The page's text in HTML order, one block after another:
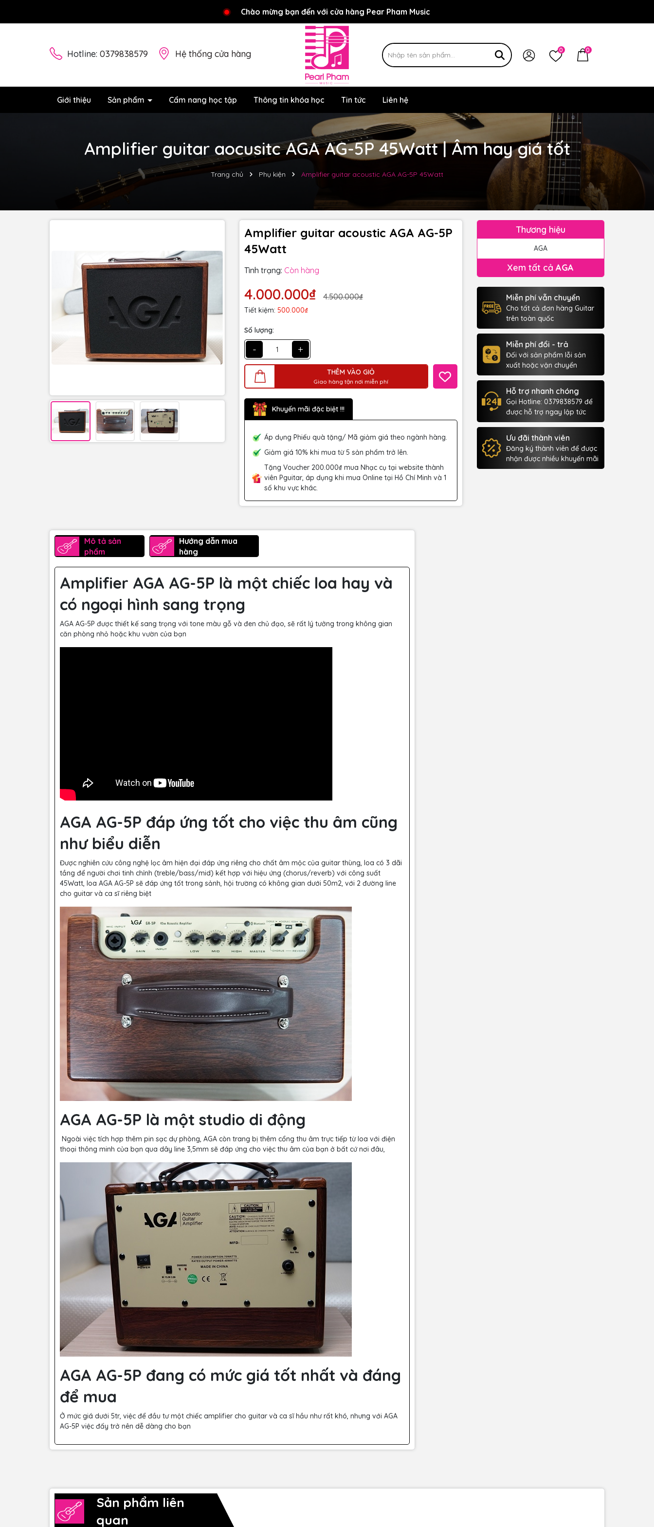
Chào mừng bạn đến với cửa hàng Pear Pham Music
Rất nhiều ưu đãi và chương trình khuyến mãi đang chờ đợi bạn
Hotline: 0379838579 Hệ thống cửa hàng 0 0
Giới thiệu Sản phẩm Cẩm nang học tập Thông tin khóa học Tin tức Liên hệ
Amplifier guitar aocusitc AGA AG-5P 45Watt | Âm hay giá tốt
Trang chủ Phụ kiện Amplifier guitar acoustic AGA AG-5P 45Watt
Amplifier guitar acoustic AGA AG-5P
45Watt
Tình trạng: Còn hàng
4.000.000₫ 4.500.000₫
Tiết kiệm: 500.000₫
Số lượng:
- +
THÊM VÀO GIỎ
Giao hàng tận nơi miễn phí
Khuyến mãi đặc biệt !!!
Áp dụng Phiếu quà tặng/ Mã giảm giá theo ngành hàng.
Giảm giá 10% khi mua từ 5 sản phẩm trở lên.
Tặng Voucher 200.000₫ mua Nhạc cụ tại website thành
viên Pguitar, áp dụng khi mua Online tại Hồ Chí Minh và 1
số khu vực khác.
Thương hiệu
AGA
Xem tất cảAGA
Miễn phí vẫn chuyển
Cho tất cả đơn hàng Guitar
trên toàn quốc
Miễn phí đổi - trả
Đối với sản phẩm lỗi sản
xuất hoặc vận chuyển
Hỗ trợ nhanh chóng
Gọi Hotline: 0379838579 để
được hỗ trợ ngay lập tức
Ưu đãi thành viên
Đăng ký thành viên để được
nhận được nhiều khuyến mãi
Mô tả sản
phẩm
Hướng dẫn mua
hàng
Amplifier AGA AG-5P là một chiếc loa hay và
có ngoại hình sang trọng
AGA AG-5P được thiết kế sang trọng với tone màu gỗ và đen chủ đạo, sẽ rất lý tưởng trong không gian
căn phòng nhỏ hoặc khu vườn của bạn
AGA AG-5P đáp ứng tốt cho việc thu âm cũng
như biểu diễn
Được nghiên cứu công nghệ lọc âm hiện đại đáp ứng riêng cho chất âm mộc của guitar thùng, loa có 3 dãi
tầng để người chơi tinh chỉnh (treble/bass/mid) kết hợp với hiệu ứng (chorus/reverb) với công suất
45Watt, loa AGA AG-5P sẽ đáp ứng tốt trong sảnh, hội trường có không gian dưới 50m2, với 2 đường line
cho guitar và ca sĩ riêng biệt
AGA AG-5P là một studio di động
Ngoài việc tích hợp thêm pin sạc dự phòng, AGA còn trang bị thêm cổng thu âm trực tiếp từ loa với điện
thoại thông minh của bạn qua dây line 3,5mm sẽ đáp ứng cho việc thu âm của bạn ở bất cứ nơi đâu,
AGA AG-5P đang có mức giá tốt nhất và đáng
để mua
Ở mức giá dưới 5tr, việc để đầu tư một chiếc amplifier cho guitar và ca sĩ hầu như rất khó, nhưng với AGA
AG-5P việc đấy trở nên dễ dàng cho bạn
Sản phẩm liên
quan